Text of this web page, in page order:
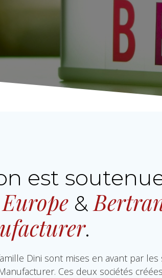
est
&
.
Dini sont mises en avant par les
Ces deux sociétés